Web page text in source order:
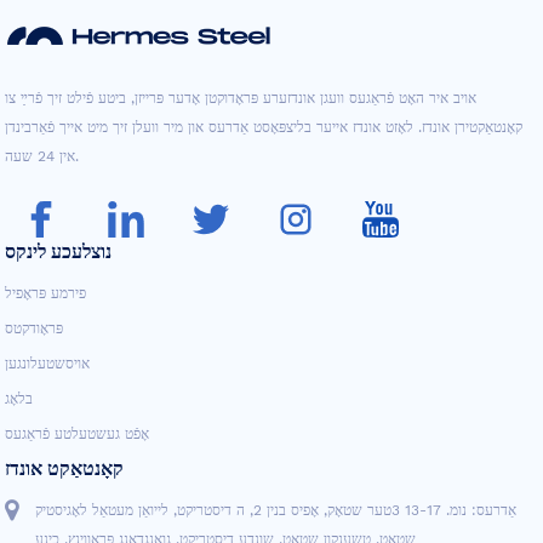
אויב איר האָט פֿראַגעס וועגן אונדזערע פּראָדוקטן אָדער פּרייזן, ביטע פֿילט זיך פֿרײַ צו
קאָנטאַקטירן אונדז. לאָזט אונדז אייער בליצפּאָסט אַדרעס און מיר וועלן זיך מיט אייך פֿאַרבינדן
אין 24 שעה.
נוצלעכע לינקס
פירמע פּראָפיל
פּראָודקטס
אויסשטעלונגען
בלאָג
אָפֿט געשטעלטע פֿראַגעס
קאָנטאַקט אונדז
אַדרעס: נומ. 13-17 3טער שטאָק, אָפיס בנין 2, ה דיסטריקט, לייואַן מעטאַל לאָגיסטיק